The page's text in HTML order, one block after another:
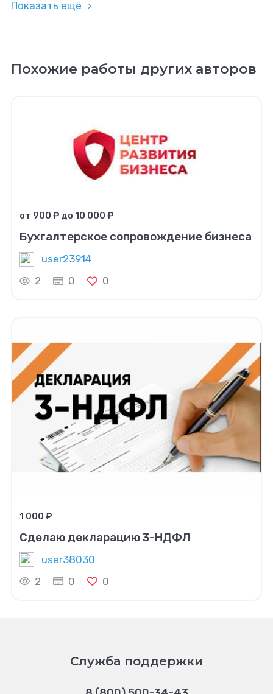
Показать ещё
Похожие работы других авторов
от 900 ₽ до 10 000 ₽
Бухгалтерское сопровождение бизнеса
user23914
2
0 0
1 000 ₽
Сделаю декларацию 3-НДФЛ
user38030
2
0 0
Служба поддержки